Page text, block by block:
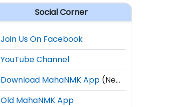
Social Corner
Join Us On Facebook
YouTube Channel
Download MahaNMK App (New)
Old MahaNMK App